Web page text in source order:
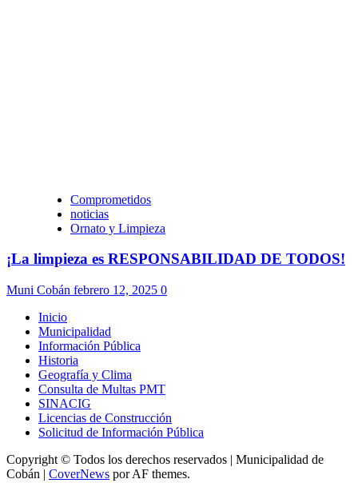
Comprometidos
noticias
Ornato y Limpieza
¡La limpieza es RESPONSABILIDAD DE TODOS!
Muni Cobán febrero 12, 2025 0
Inicio
Municipalidad
Información Pública
Historia
Geografía y Clima
Consulta de Multas PMT
SINACIG
Licencias de Construcción
Solicitud de Información Pública
Copyright © Todos los derechos reservados | Municipalidad de
Cobán | CoverNews por AF themes.